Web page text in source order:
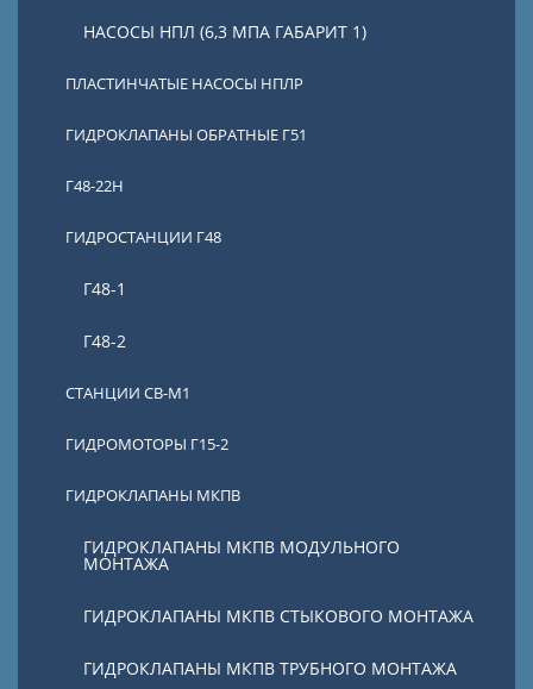
НАСОСЫ НПЛ (6,3 МПА ГАБАРИТ 1)
ПЛАСТИНЧАТЫЕ НАСОСЫ НПЛР
ГИДРОКЛАПАНЫ ОБРАТНЫЕ Г51
Г48-22Н
ГИДРОСТАНЦИИ Г48
Г48-1
Г48-2
СТАНЦИИ СВ-М1
ГИДРОМОТОРЫ Г15-2
ГИДРОКЛАПАНЫ МКПВ
ГИДРОКЛАПАНЫ МКПВ МОДУЛЬНОГО
МОНТАЖА
ГИДРОКЛАПАНЫ МКПВ СТЫКОВОГО МОНТАЖА
ГИДРОКЛАПАНЫ МКПВ ТРУБНОГО МОНТАЖА